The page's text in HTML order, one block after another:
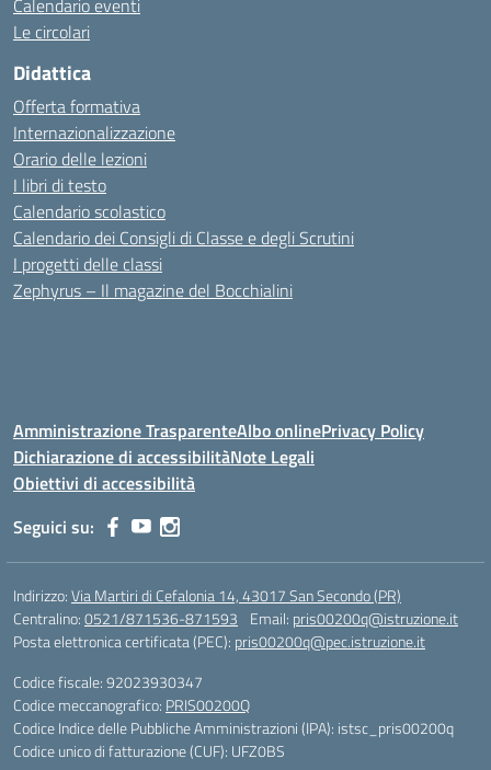
Calendario eventi
Le circolari
Didattica
Offerta formativa
Internazionalizzazione
Orario delle lezioni
I libri di testo
Calendario scolastico
Calendario dei Consigli di Classe e degli Scrutini
I progetti delle classi
Zephyrus – Il magazine del Bocchialini
Amministrazione TrasparenteAlbo onlinePrivacy Policy
Dichiarazione di accessibilitàNote Legali
Obiettivi di accessibilità
Seguici su:
Indirizzo:Via Martiri di Cefalonia 14, 43017 San Secondo (PR)
Centralino:0521/871536-871593 Email: pris00200q@istruzione.it
Posta elettronica certificata (PEC): pris00200q@pec.istruzione.it
Codice fiscale: 92023930347
Codice meccanografico: PRIS00200Q
Codice Indice delle Pubbliche Amministrazioni (IPA): istsc_pris00200q
Codice unico di fatturazione (CUF): UFZ0BS